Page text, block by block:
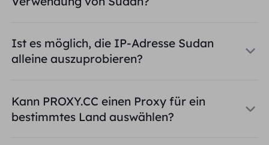
Ist es möglich, die IP-Adresse Sudan
alleine auszuprobieren?
Kann PROXY.CC einen Proxy für ein
bestimmtes Land auswählen?